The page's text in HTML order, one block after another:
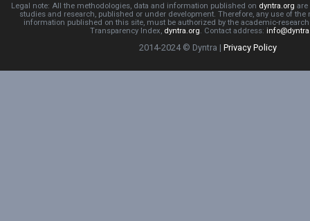
Legal note: All the methodologies, data and information published on dyntra.org are
studies and research, published or under development. Therefore, any use of the
information published on this site, must be authorized by the academic-
Transparency Index, dyntra.org. Contact address:
2014-2024 © Dyntra | Privacy Policy